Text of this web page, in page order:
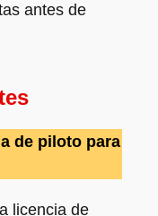
antes de
de piloto para
licencia de